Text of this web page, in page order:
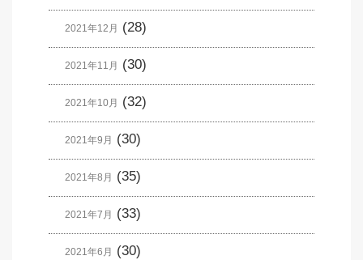
2021年12月 (28)
2021年11月 (30)
2021年10月 (32)
2021年9月 (30)
2021年8月 (35)
2021年7月 (33)
2021年6月 (30)